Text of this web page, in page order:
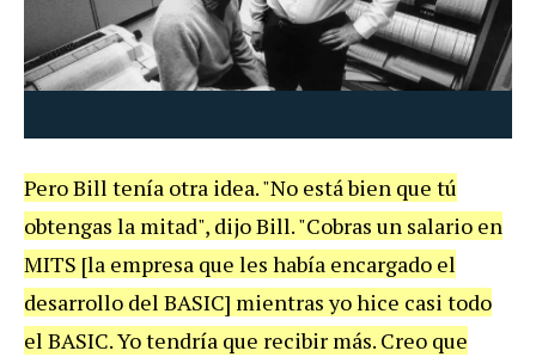
Pero Bill tenía otra idea. "No está bien que tú
obtengas la mitad", dijo Bill. "Cobras un salario en
MITS [la empresa que les había encargado el
desarrollo del BASIC] mientras yo hice casi todo
el BASIC. Yo tendría que recibir más. Creo que